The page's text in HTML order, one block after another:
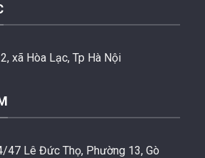
xã Hòa Lạc, Tp Hà Nội
47 Lê Đức Thọ, Phường 13, Gò